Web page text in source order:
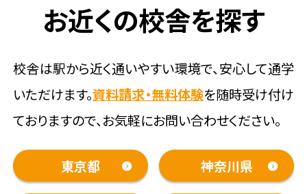
お近くの校舎を探す
校舎は駅から近く通いやすい環境で、安心して通学
いただけます。資料請求・無料体験を随時受け付け
ておりますので、お気軽にお問い合わせください。
東京都 神奈川県